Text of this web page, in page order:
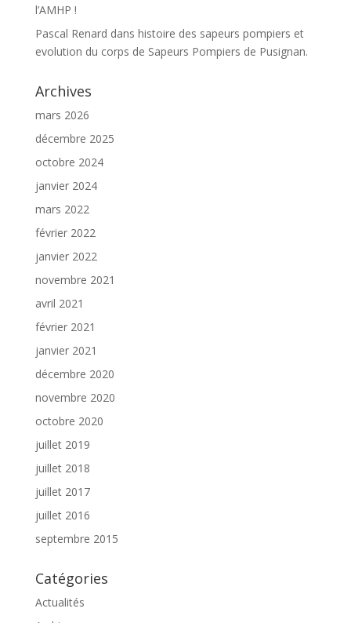
l’AMHP !
Pascal Renard dans histoire des sapeurs pompiers et
evolution du corps de Sapeurs Pompiers de Pusignan.
Archives
mars 2026
décembre 2025
octobre 2024
janvier 2024
mars 2022
février 2022
janvier 2022
novembre 2021
avril 2021
février 2021
janvier 2021
décembre 2020
novembre 2020
octobre 2020
juillet 2019
juillet 2018
juillet 2017
juillet 2016
septembre 2015
Catégories
Actualités